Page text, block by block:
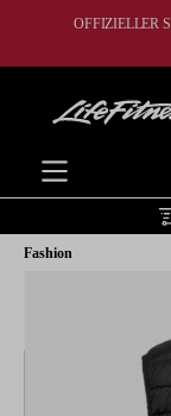
springenOFFIZIELLER
Fashion